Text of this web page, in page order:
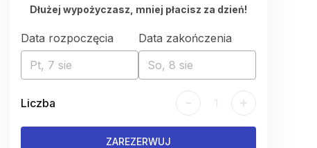
Dłużej wypożyczasz, mniej płacisz za dzień!
Data rozpoczęcia
Pt, 7 sie
Data zakończenia
So, 8 sie
Liczba - 1 +
ZAREZERWUJ